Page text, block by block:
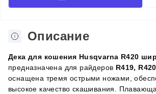
Описание
Дека для кошения Husqvarna R420
предназначена для райдеров R419,
оснащена тремя острыми ножами,
высокое качество скашивания.